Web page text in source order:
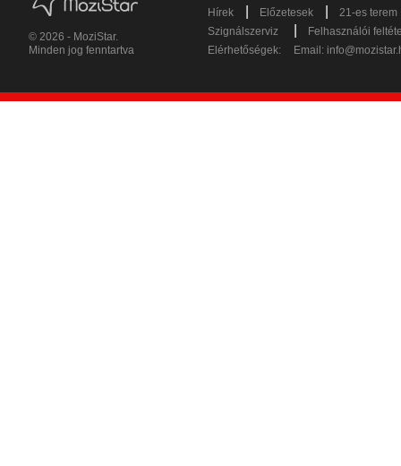
© 2026 - MoziStar.
Minden jog fenntartva
Hírek Előzetesek
21-es terem
Szignálszerviz
Felhasználói
Elérhetőségek:
Email: